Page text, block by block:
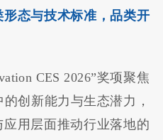
态与技术标准，品类开
CES 2026”奖项聚焦
创新能力与生态潜力，
用层面推动行业落地的